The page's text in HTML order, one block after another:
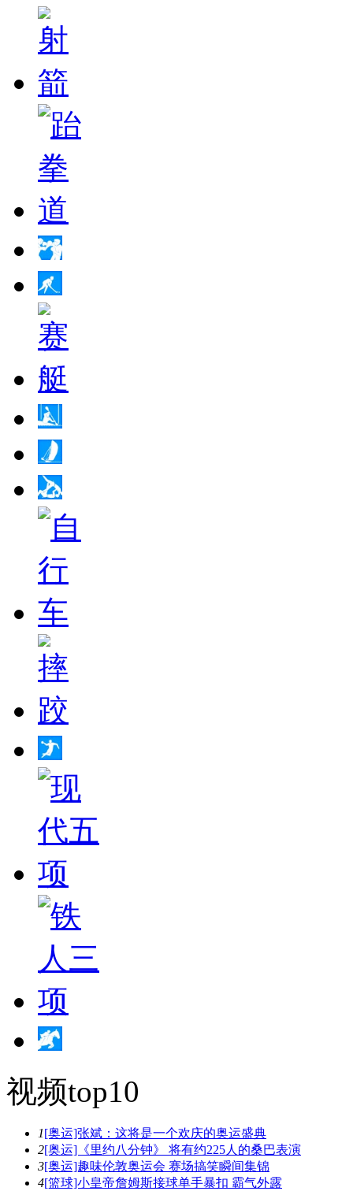
视频top10
1[奥运]张斌：这将是一个欢庆的奥运盛典
2[奥运]《里约八分钟》 将有约225人的桑巴表演
3[奥运]趣味伦敦奥运会 赛场搞笑瞬间集锦
4[篮球]小皇帝詹姆斯接球单手暴扣 霸气外露